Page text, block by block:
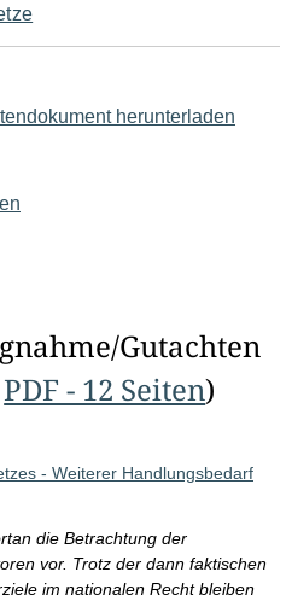
herunterladen
Gutachten
PDF - 12 Seiten)
- Weiterer Handlungsbedarf
die Betrachtung der
vor. Trotz der dann faktischen
im nationalen Recht bleiben